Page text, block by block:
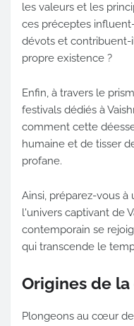
les valeurs et les
ces préceptes
dévots et contribuent-
propre existence ?
Enfin, à travers le
festivals dédiés à
comment cette
humaine et de tisser
profane.
Ainsi, préparez-vous
l'univers captivant de
contemporain se
qui transcende le
Origines de la
Plongeons au cœur